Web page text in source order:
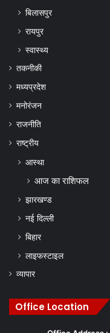
बिलासपुर
रायपुर
स्वास्थ्य
तकनीकी
मध्यप्रदेश
मनोरंजन
राजनीति
राष्ट्रीय
आस्था
आज का राशिफल
झारखण्ड
नई दिल्ली
बिहार
लाइफस्टाइल
व्यापार
Office Location